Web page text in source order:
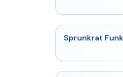
Sprunkrat